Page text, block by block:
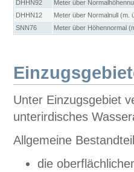
DHHN92
Meter über
DHHN12
Meter über Normalnull (m.
SNN76
Meter über Höhennormal
Unter Einzugsgebiet
unterirdisches
Allgemeine
die